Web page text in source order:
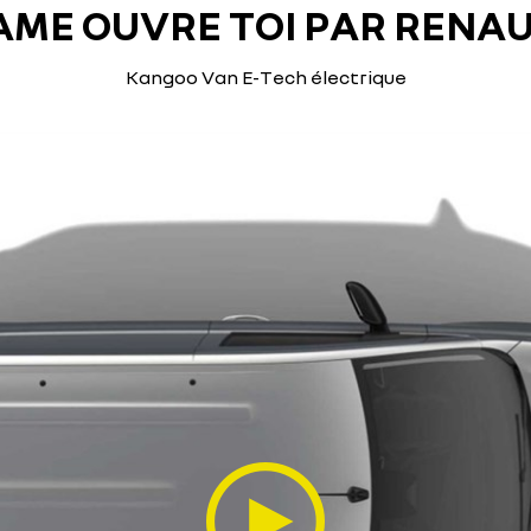
OUVRE TOI PAR
Kangoo Van E-Tech électrique